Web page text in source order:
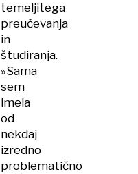
temeljitega
preučevanja
in
študiranja.
»Sama
sem
imela
od
nekdaj
izredno
problematično